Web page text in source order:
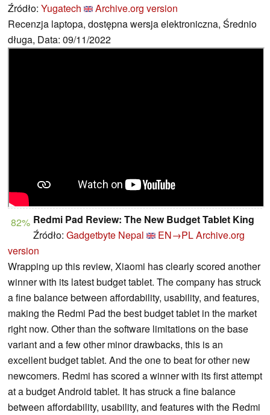
Źródło: Yugatech
Archive.org version
Recenzja laptopa, dostępna wersja elektroniczna, Średnio
długa, Data: 09/11/2022
82% Redmi Pad Review: The New Budget Tablet King
Źródło: Gadgetbyte Nepal EN→PLArchive.org
version
Wrapping up this review, Xiaomi has clearly scored another
winner with its latest budget tablet. The company has struck
a fine balance between affordability, usability, and features,
making the Redmi Pad the best budget tablet in the market
right now. Other than the software limitations on the base
variant and a few other minor drawbacks, this is an
excellent budget tablet. And the one to beat for other new
newcomers. Redmi has scored a winner with its first attempt
at a budget Android tablet. It has struck a fine balance
between affordability, usability, and features with the Redmi